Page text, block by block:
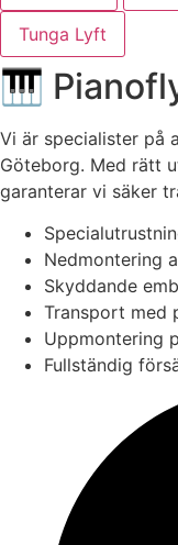
Tunga Lyft
🎹
Vi är specialister på
Göteborg. Med rätt
garanterar vi säker
Nedmontering
Skyddande
Transport med
Uppmontering
Fullständig